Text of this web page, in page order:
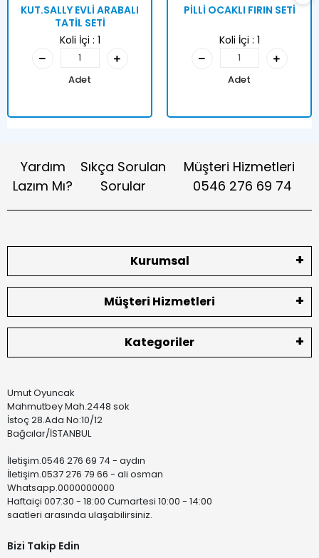
KUT.SALLY EVLİ ARABALI
TATİL SETİ
Koli İçi : 1
Adet
PİLLİ OCAKLI FIRIN SETİ
Koli İçi : 1
Adet
Yardım
Lazım Mı?
Sıkça Sorulan
Sorular
Müşteri Hizmetleri
0546 276 69 74
Kurumsal
Müşteri Hizmetleri
Kategoriler
Umut Oyuncak
Mahmutbey Mah.2448 sok
İstoç 28.Ada No:10/12
Bağcılar/İSTANBUL
İletişim.0546 276 69 74 - aydın
İletişim.0537 276 79 66 - ali osman
Whatsapp.0000000000
Haftaiçi 007:30 - 18:00 Cumartesi 10:00 - 14:00
saatleri arasında ulaşabilirsiniz.
Bizi Takip Edin